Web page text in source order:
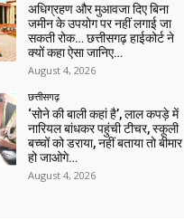
अधिग्रहण और मुआवजा दिए बिना
जमीन के उपयोग पर नहीं लगाई जा
सकती रोक… छत्तीसगढ़ हाईकोर्ट ने
क्यों कहा ऐसा जानिए…
August 4, 2026
छत्तीसगढ़
‘सोने की बाली कहां है’, लाल कपड़े में
नारियल बांधकर पहुंची टीचर, स्कूली
बच्चों को डराया, नहीं बताया तो बीमार
हो जाओगे…
August 4, 2026